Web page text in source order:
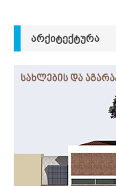
ᲐᲠᲥᲘᲢᲔᲥᲢᲣᲠᲐ